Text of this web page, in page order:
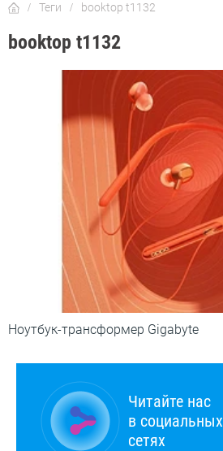
Теги booktop t1132
booktop t1132
Ноутбук-трансформер Gigabyte
Читайте нас
в социальных
сетях